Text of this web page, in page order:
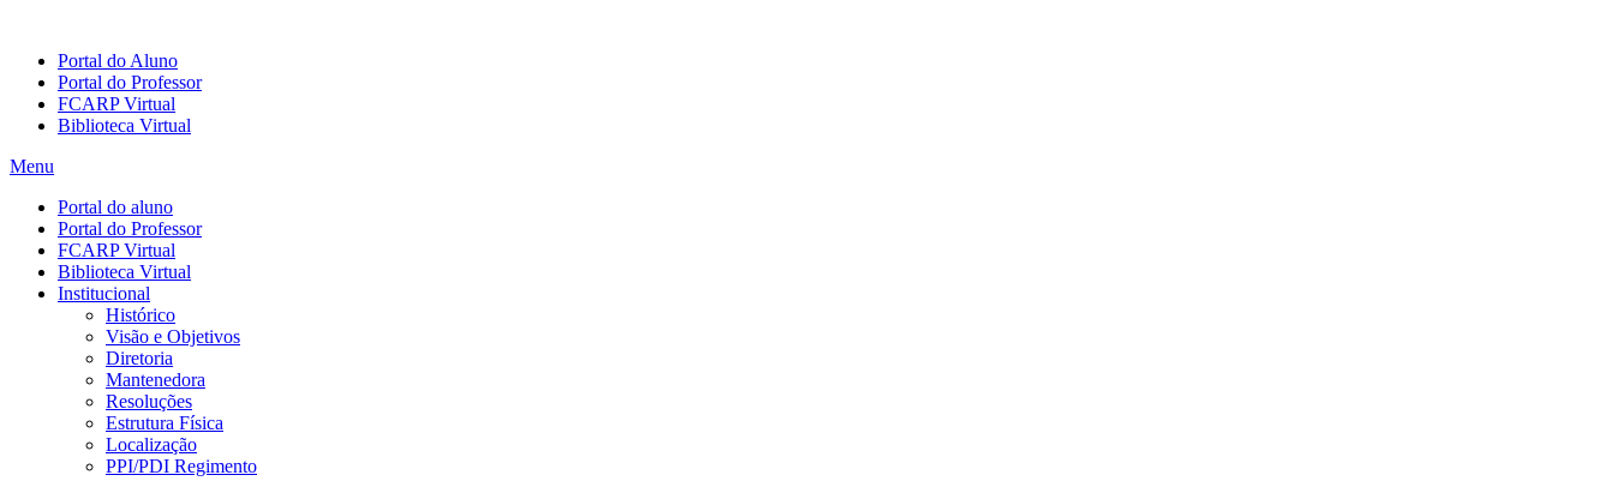
Portal do Aluno
Portal do Professor
FCARP Virtual
Biblioteca Virtual
Menu
Portal do aluno
Portal do Professor
FCARP Virtual
Biblioteca Virtual
Institucional
Histórico
Visão e Objetivos
Diretoria
Mantenedora
Resoluções
Estrutura Física
Localização
PPI/PDI Regimento